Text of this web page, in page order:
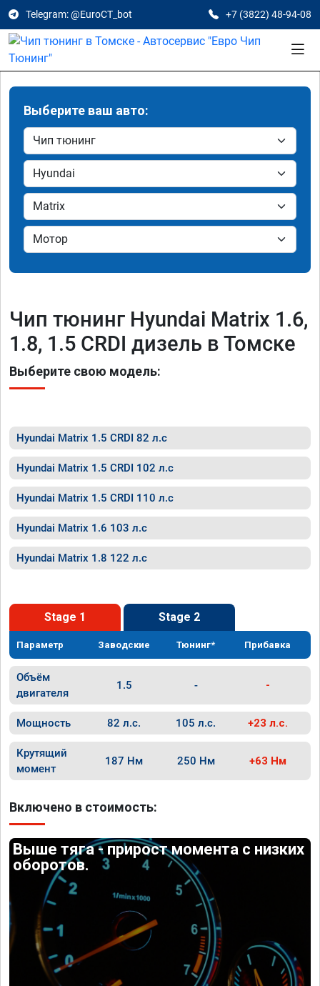
Telegram: @EuroCT_bot +7 (3822) 48-94-08
Выберите ваш авто:
Чип тюнинг Hyundai Matrix 1.6,
1.8, 1.5 CRDI дизель в Томске
Выберите свою модель:
Hyundai Matrix 1.5 CRDI 82 л.с
Hyundai Matrix 1.5 CRDI 102 л.с
Hyundai Matrix 1.5 CRDI 110 л.с
Hyundai Matrix 1.6 103 л.с
Hyundai Matrix 1.8 122 л.с
Stage 1 Stage 2
Параметр Заводские Тюнинг* Прибавка
Объём
двигателя
1.5 - -
Мощность 82 л.с. 105 л.с. +23 л.с.
Крутящий
момент
187 Нм 250 Нм +63 Нм
Включено в стоимость:
Выше тяга - прирост момента с низких
оборотов.